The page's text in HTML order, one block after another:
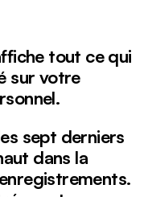
tout ce qui
sur votre
sept derniers
dans la
.